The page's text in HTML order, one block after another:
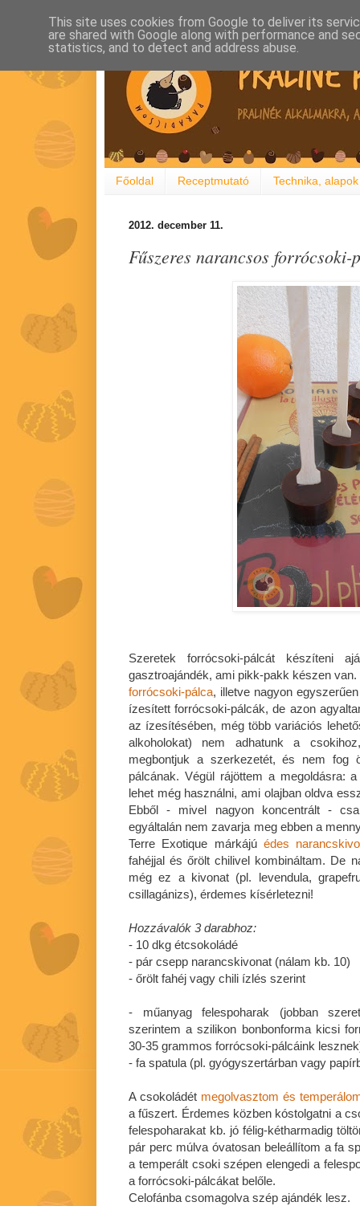
Főoldal Receptmutató Technika, alapok
2012. december 11.
Fűszeres narancsos forrócsoki-
Szeretek forrócsoki-pálcát készíteni
gasztroajándék, ami pikk-pakk készen
forrócsoki-pálca, illetve nagyon
ízesített forrócsoki-pálcák, de azon
az ízesítésében, még több variációs
alkoholokat) nem adhatunk a
megbontjuk a szerkezetét, és nem fog
pálcának. Végül rájöttem a megoldásra:
lehet még használni, ami olajban oldva
Ebből - mivel nagyon koncentrált -
egyáltalán nem zavarja meg ebben a
Terre Exotique márkájúédes
fahéjjal és őrölt chilivel kombináltam. De
még ez a kivonat (pl. levendula,
csillagánizs), érdemes kísérletezni!
Hozzávalók 3 darabhoz:
- 10 dkg étcsokoládé
- pár csepp narancskivonat (nálam kb. 10)
- őrölt fahéj vagy chili ízlés szerint
- műanyag felespoharak (jobban
szerintem a szilikon bonbonforma kicsi
30-35 grammos forrócsoki-pálcáink
- fa spatula (pl. gyógyszertárban vagy
A csokoládét megolvasztom és
a fűszert. Érdemes közben kóstolgatni a
felespoharakat kb. jó félig-kétharmadig
pár perc múlva óvatosan beleállítom a fa
a temperált csoki szépen elengedi a
a forrócsoki-pálcákat belőle.
Celofánba csomagolva szép ajándék lesz.
This site uses cookies from Google to deliver its
are shared with Google along with performance and
statistics, and to detect and address abuse.